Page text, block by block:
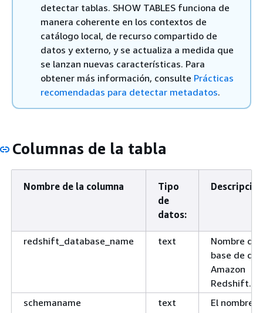
detectar tablas. SHOW TABLES funciona de
manera coherente en los contextos de
catálogo local, de recurso compartido de
datos y externo, y se actualiza a medida que
se lanzan nuevas características. Para
obtener más información, consulte Prácticas
recomendadas para detectar metadatos.
Columnas de la tabla
Nombre de la columna
Tipo
de
datos:
Descripción
redshift_database_name text
Nombre de
base de
Amazon
Redshift.
schemaname
text
El nombre